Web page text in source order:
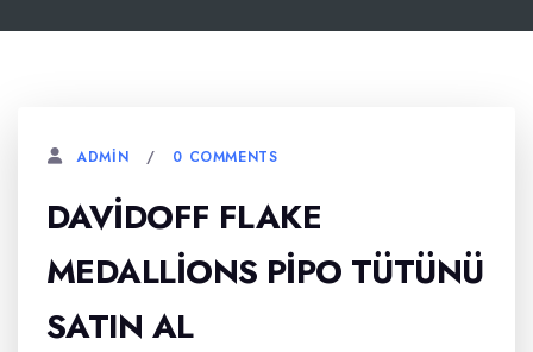
ADMIN 0 COMMENTS
DAVIDOFF FLAKE
MEDALLIONS PIPO TÜTÜNÜ
SATIN AL